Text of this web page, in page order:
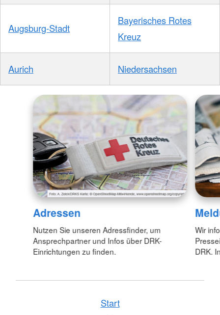
Augsburg-Stadt
Bayerisches Rotes
Kreuz
Aurich Niedersachsen
Adressen
Nutzen Sie unseren Adressfinder, um
Ansprechpartner und Infos über DRK-
Einrichtungen zu finden.
Wir
DRK.
Start